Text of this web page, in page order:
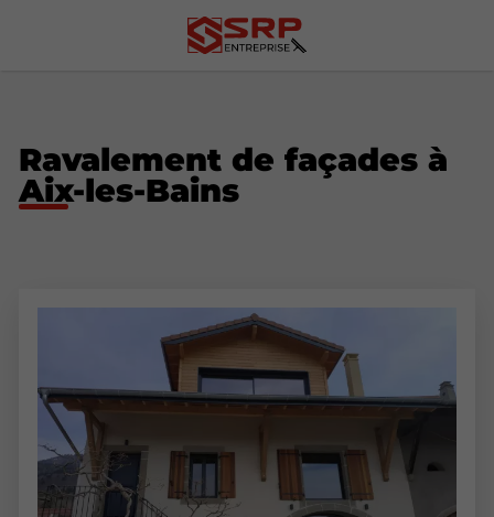
Ravalement de façades à
Aix-les-Bains